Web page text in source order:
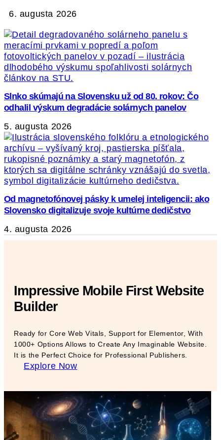
6. augusta 2026
Slnko skúmajú na Slovensku už od 80. rokov: Čo
odhalil výskum degradácie solárnych panelov
5. augusta 2026
Od magnetofónovej pásky k umelej inteligencii: ako
Slovensko digitalizuje svoje kultúrne dedičstvo
4. augusta 2026
Impressive Mobile First Website
Builder
Ready for Core Web Vitals, Support for Elementor, With
1000+ Options Allows to Create Any Imaginable Website.
It is the Perfect Choice for Professional Publishers.
Explore Now